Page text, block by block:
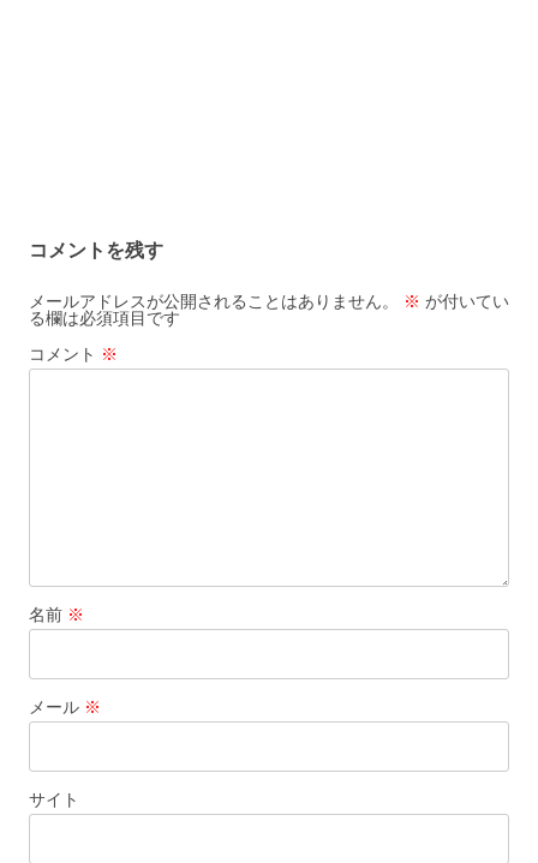
コメントを残す
メールアドレスが公開されることはありません。 ※ が付いてい
る欄は必須項目です
コメント ※
名前 ※
メール ※
サイト